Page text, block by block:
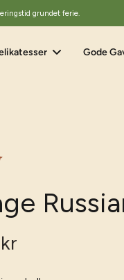
grundet ferie.
Gode